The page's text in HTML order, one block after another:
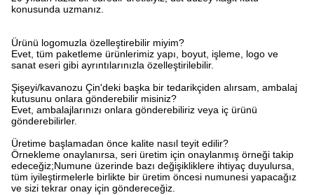
konusunda uzmanız.
Ürünü logomuzla özelleştirebilir miyim?
Evet, tüm paketleme ürünlerimiz yapı, boyut, işleme, logo ve
sanat eseri gibi ayrıntılarınızla özelleştirilebilir.
Şişeyi/kavanozu Çin'deki başka bir tedarikçiden alırsam, ambalaj
kutusunu onlara gönderebilir misiniz?
Evet, ambalajlarınızı onlara gönderebiliriz veya iç ürünü
gönderebilirler.
Üretime başlamadan önce kalite nasıl teyit edilir?
Örnekleme onaylanırsa, seri üretim için onaylanmış örneği takip
edeceğiz;Numune üzerinde bazı değişikliklere ihtiyaç duyulursa,
tüm iyileştirmelerle birlikte bir üretim öncesi numunesi yapacağız
ve sizi tekrar onay için göndereceğiz.